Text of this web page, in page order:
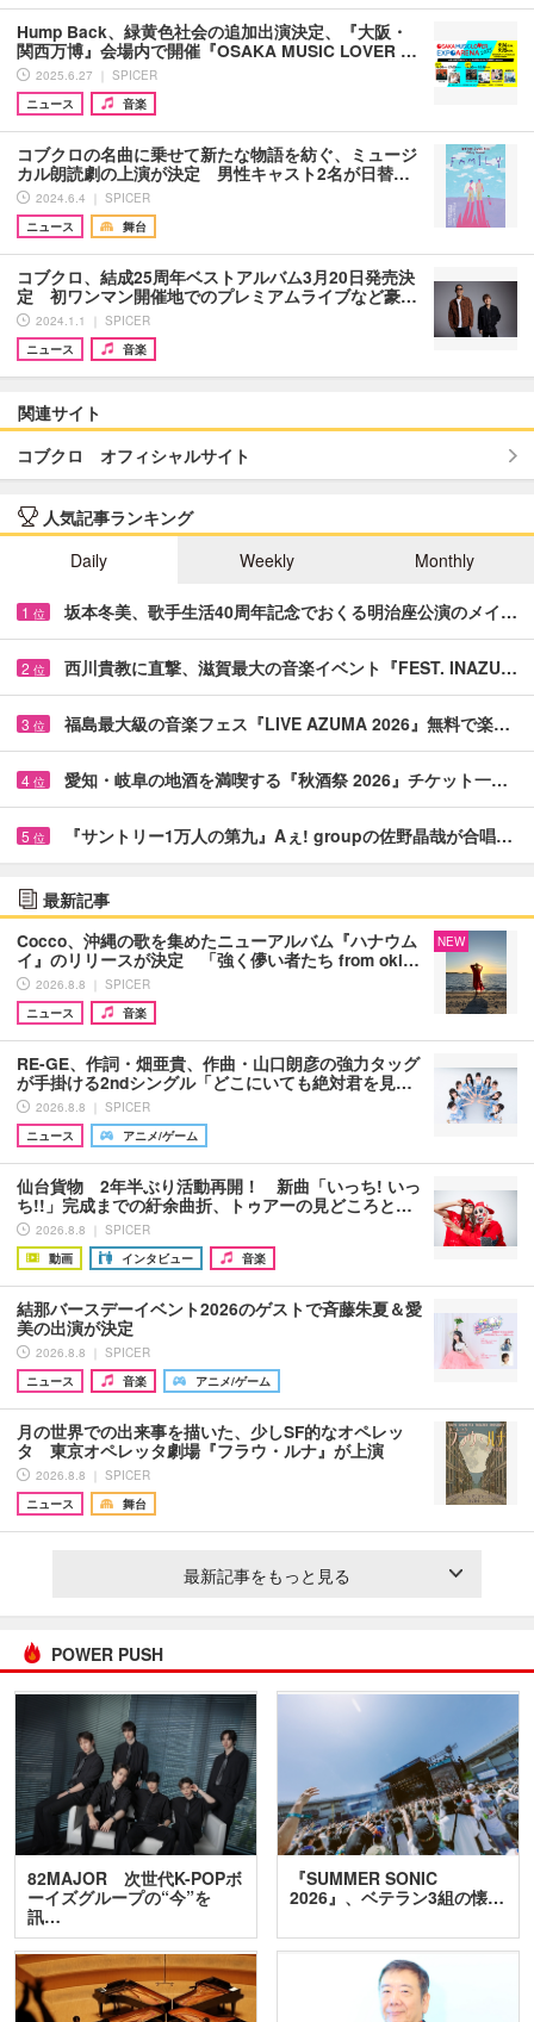
Hump Back、緑黄色社会の追加出演決定、『大阪・
関西万博』会場内で開催『OSAKA MUSIC LOVER …
2025.6.27 ｜ SPICER
ニュース
音楽
コブクロの名曲に乗せて新たな物語を紡ぐ、ミュージ
カル朗読劇の上演が決定 男性キャスト2名が日替…
2024.6.4 ｜ SPICER
ニュース
舞台
コブクロ、結成25周年ベストアルバム3月20日発売決
定 初ワンマン開催地でのプレミアムライブなど豪…
2024.1.1 ｜ SPICER
ニュース
音楽
関連サイト
コブクロ オフィシャルサイト
人気記事ランキング
Daily
Weekly Monthly
1 位 坂本冬美、歌手生活40周年記念でおくる明治座公演のメイ…
2 位 西川貴教に直撃、滋賀最大の音楽イベント『FEST. INAZU…
3 位 福島最大級の音楽フェス『LIVE AZUMA 2026』無料で楽…
4 位 愛知・岐阜の地酒を満喫する『秋酒祭 2026』チケット一…
5 位 『サントリー1万人の第九』Aぇ! groupの佐野晶哉が合唱…
最新記事
Cocco、沖縄の歌を集めたニューアルバム『ハナウム
イ』のリリースが決定 「強く儚い者たち from oki…
2026.8.8 ｜ SPICER
ニュース
音楽
NEW
RE-GE、作詞・畑亜貴、作曲・山口朗彦の強力タッグ
が手掛ける2ndシングル「どこにいても絶対君を見…
2026.8.8 ｜ SPICER
ニュース
アニメ/ゲーム
仙台貨物 2年半ぶり活動再開！ 新曲「いっち! いっ
ち!!」完成までの紆余曲折、トゥアーの見どころと…
2026.8.8 ｜ SPICER
動画
インタビュー 音楽
結那バースデーイベント2026のゲストで斉藤朱夏＆愛
美の出演が決定
2026.8.8 ｜ SPICER
ニュース
音楽 アニメ/ゲーム
月の世界での出来事を描いた、少しSF的なオペレッ
タ 東京オペレッタ劇場『フラウ・ルナ』が上演
2026.8.8 ｜ SPICER
ニュース
舞台
最新記事をもっと見る
POWER PUSH
82MAJOR 次世代K-POPボ
ーイズグループの“今”を
訊…
『SUMMER SONIC
2026』、ベテラン3組の懐…